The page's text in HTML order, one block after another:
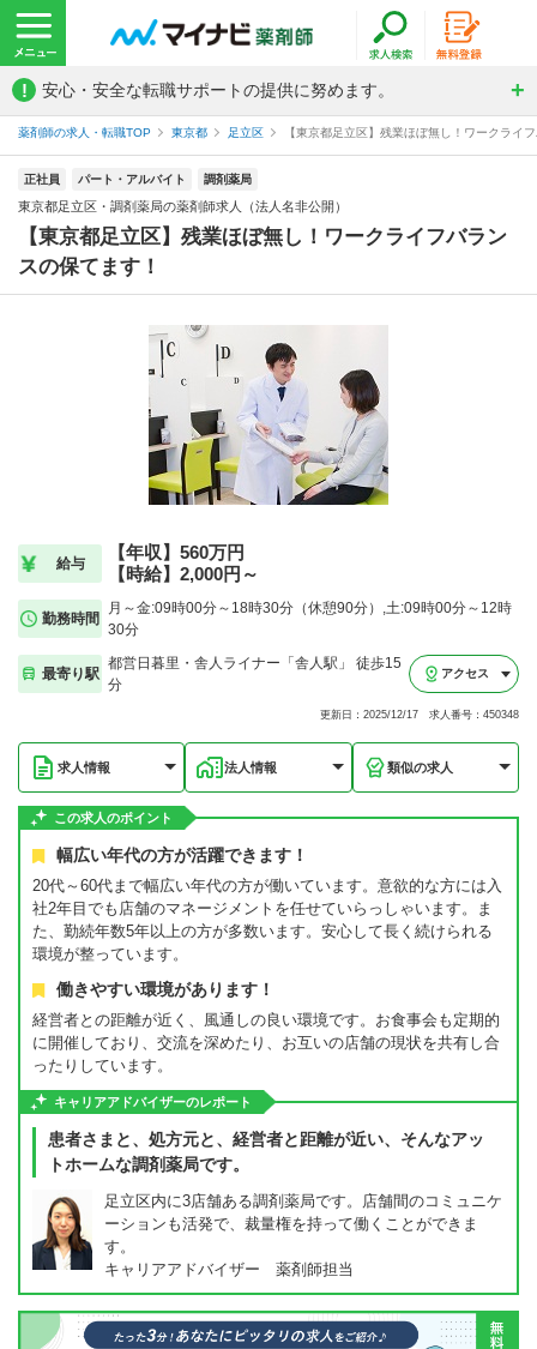
! 安心・安全な転職サポートの提供に努めます。
薬剤師の求人・転職TOP 東京都 足立区 【東京都足立区】残業ほぼ無し！ワークライ
正社員 パート・アルバイト 調剤薬局
東京都足立区・調剤薬局の薬剤師求人（法人名非公開）
【東京都足立区】残業ほぼ無し！ワークライフバラン
スの保てます！
給与
【年収】560万円
【時給】2,000円～
勤務時間
月～金:09時00分～18時30分（休憩90分）,土:09時00分～12時
30分
最寄り駅
都営日暮里・舎人ライナー「舎人駅」 徒歩15
分
アクセス
更新日：2025/12/17 求人番号：450348
求人情報 法人情報 類似の求人
この求人のポイント
幅広い年代の方が活躍できます！
20代～60代まで幅広い年代の方が働いています。意欲的な方には入
社2年目でも店舗のマネージメントを任せていらっしゃいます。ま
た、勤続年数5年以上の方が多数います。安心して長く続けられる
環境が整っています。
働きやすい環境があります！
経営者との距離が近く、風通しの良い環境です。お食事会も定期的
に開催しており、交流を深めたり、お互いの店舗の現状を共有し合
ったりしています。
キャリアアドバイザーのレポート
患者さまと、処方元と、経営者と距離が近い、そんなアッ
トホームな調剤薬局です。
足立区内に3店舗ある調剤薬局です。店舗間のコミュニケ
ーションも活発で、裁量権を持って働くことができま
す。
キャリアアドバイザー 薬剤師担当